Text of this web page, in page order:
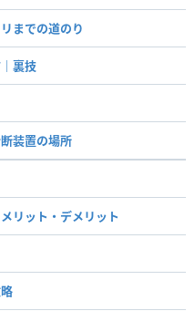
までの道のり
裏技
装置の場所
リット・デメリット